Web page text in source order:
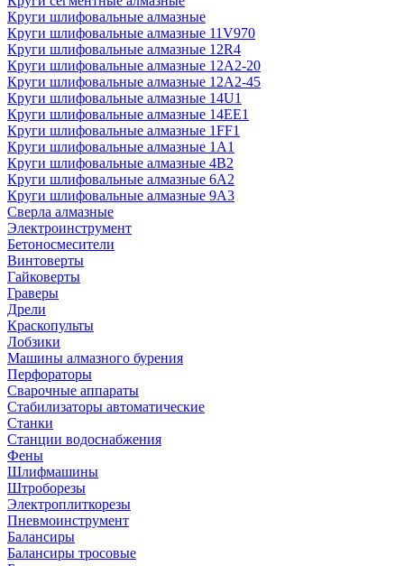
Круги шлифовальные алмазные
Круги шлифовальные алмазные 11V970
Круги шлифовальные алмазные 12R4
Круги шлифовальные алмазные 12А2-20
Круги шлифовальные алмазные 12А2-45
Круги шлифовальные алмазные 14U1
Круги шлифовальные алмазные 14ЕЕ1
Круги шлифовальные алмазные 1FF1
Круги шлифовальные алмазные 1А1
Круги шлифовальные алмазные 4В2
Круги шлифовальные алмазные 6A2
Круги шлифовальные алмазные 9А3
Сверла алмазные
Электроинструмент
Бетоносмесители
Винтоверты
Гайковерты
Граверы
Дрели
Краскопульты
Лобзики
Машины алмазного бурения
Перфораторы
Сварочные аппараты
Стабилизаторы автоматические
Станки
Станции водоснабжения
Фены
Шлифмашины
Штроборезы
Электроплиткорезы
Пневмоинструмент
Балансиры
Балансиры тросовые